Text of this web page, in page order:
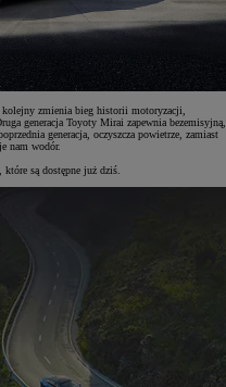
zmienia bieg historii motoryzacji,
generacja Toyoty Mirai zapewnia bezemisyjną,
generacja, oczyszcza powietrze, zamiast
nam wodór.
są dostępne już dziś.